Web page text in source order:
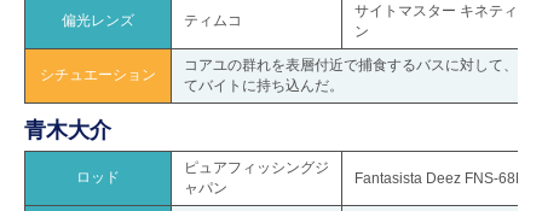
偏光レンズ ティムコ
サイトマスター キネティッ
ン
シチュエーション
コアユの群れを表層付近で捕食するバスに対して、ヴ
てバイトに持ち込んだ。
青木大介
ロッド
ピュアフィッシングジ
ャパン
Fantasista Deez FNS-68MH